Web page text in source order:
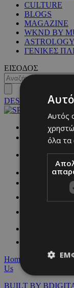
CULTURE
BLOGS
MAGAZINE
WKND BY
ASTROLOGY
ΓΕΝΙΚΕΣ
ΕΙΣΟΔΟΣ
DESKTOP
NETWORK:
Home Terms &
Us
BUILT BY
Αυτός
όλα τα